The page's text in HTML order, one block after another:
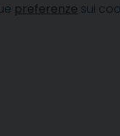
preferenze sui